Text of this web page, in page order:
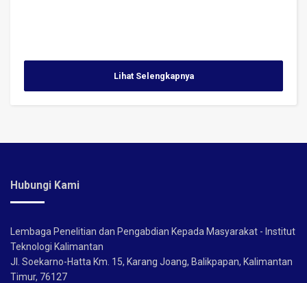
Lihat Selengkapnya
Hubungi Kami
Lembaga Penelitian dan Pengabdian Kepada Masyarakat - Institut
Teknologi Kalimantan
Jl. Soekarno-Hatta Km. 15, Karang Joang, Balikpapan, Kalimantan
Timur, 76127